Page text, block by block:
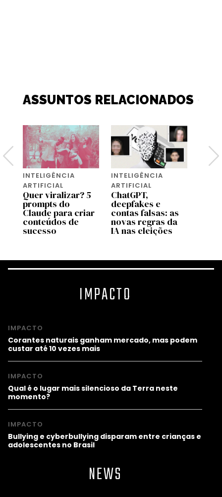
ASSUNTOS RELACIONADOS
INTELIGÊNCIA
ARTIFICIAL
Quer viralizar? 5
prompts do
Claude para criar
conteúdos de
sucesso
INTELIGÊNCIA
ARTIFICIAL
ChatGPT,
deepfakes e
contas falsas: as
novas regras da
IA nas eleições
IMPACTO
IMPACTO
Corantes naturais ganham mercado, mas podem
custar até 10 vezes mais
IMPACTO
Qual é o lugar mais silencioso da Terra neste
momento?
IMPACTO
Bullying e cyberbullying disparam entre crianças e
adolescentes no Brasil
NEWS